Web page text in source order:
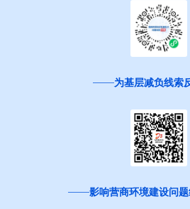
为基层减负线索
影响营商环境建设问